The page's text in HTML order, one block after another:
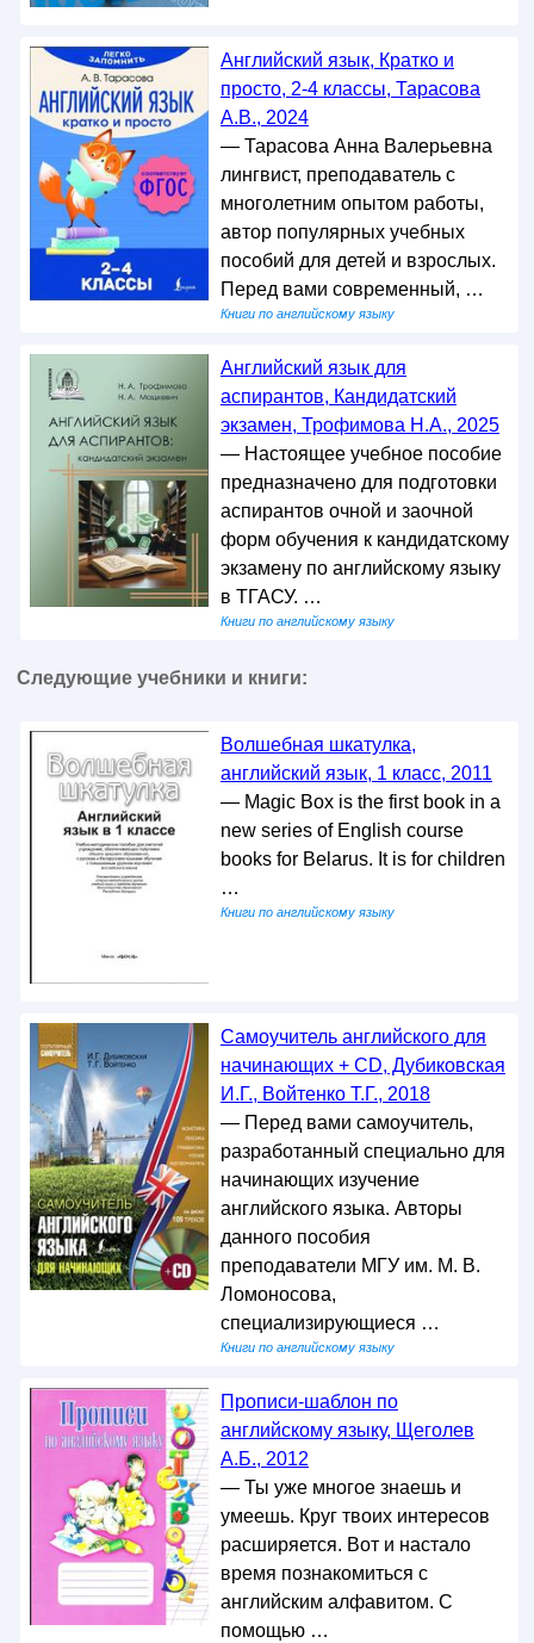
Английский язык, Кратко и
просто, 2-4 классы, Тарасова
А.В., 2024
— Тарасова Анна Валерьевна
лингвист, преподаватель с
многолетним опытом работы,
автор популярных учебных
пособий для детей и взрослых.
Перед вами современный, …
Книги по английскому языку
Английский язык для
аспирантов, Кандидатский
экзамен, Трофимова Н.А., 2025
— Настоящее учебное пособие
предназначено для подготовки
аспирантов очной и заочной
форм обучения к кандидатскому
экзамену по английскому языку
в ТГАСУ. …
Книги по английскому языку
Следующие учебники и книги:
Волшебная шкатулка,
английский язык, 1 класс, 2011
— Magic Box is the first book in a
new series of English course
books for Belarus. It is for children
…
Книги по английскому языку
Самоучитель английского для
начинающих + CD, Дубиковская
И.Г., Войтенко Т.Г., 2018
— Перед вами самоучитель,
разработанный специально для
начинающих изучение
английского языка. Авторы
данного пособия
преподаватели МГУ им. М. В.
Ломоносова,
специализирующиеся …
Книги по английскому языку
Прописи-шаблон по
английскому языку, Щеголев
А.Б., 2012
— Ты уже многое знаешь и
умеешь. Круг твоих интересов
расширяется. Вот и настало
время познакомиться с
английским алфавитом. С
помощью …